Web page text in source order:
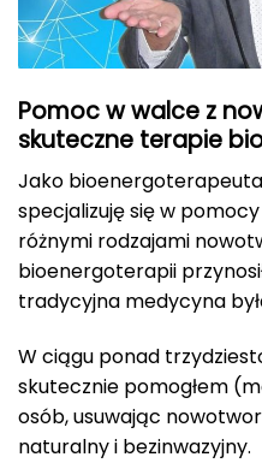
Pomoc w walce z
skuteczne terapie
Jako
specjalizuję się w
różnymi rodzajami
bioenergoterapii
tradycyjna medycyna
W ciągu ponad
skutecznie pomogłem
osób, usuwając
naturalny i bezinwazyjny.